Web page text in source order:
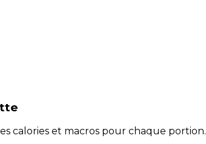
calories et macros pour chaque portion.